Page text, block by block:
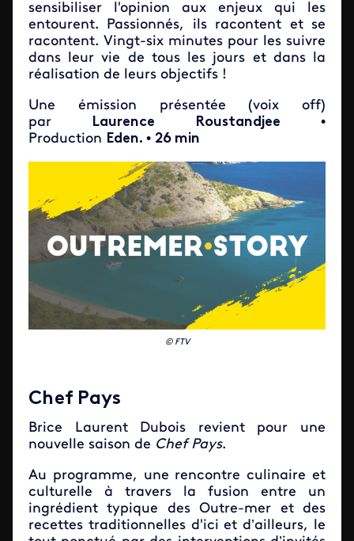
sensibiliser l'opinion aux enjeux qui les
entourent. Passionnés, ils racontent et se
racontent. Vingt-six minutes pour les suivre
dans leur vie de tous les jours et dans la
réalisation de leurs objectifs !
Une émission présentée (voix off)
par Laurence Roustandjee •
Production Eden. • 26 min
© FTV
Chef Pays
Brice Laurent Dubois revient pour une
nouvelle saison de Chef Pays.
Au programme, une rencontre culinaire et
culturelle à travers la fusion entre un
ingrédient typique des Outre-mer et des
recettes traditionnelles d'ici et d’ailleurs, le